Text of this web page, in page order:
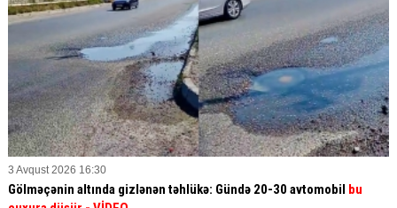
3 Avqust 2026 16:30
Gölməçənin altında gizlənən təhlükə: Gündə 20-30 avtomobil bu